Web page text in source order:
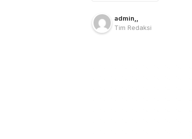
admin
Tim Redaksi